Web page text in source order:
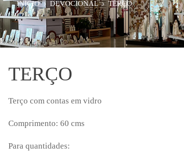
INÍCIO DEVOCIONAL TERÇO
TERÇO
Terço com contas em vidro
Comprimento: 60 cms
Para quantidades: